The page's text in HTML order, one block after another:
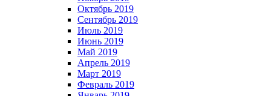
Октябрь 2019
Сентябрь 2019
Июль 2019
Июнь 2019
Май 2019
Апрель 2019
Март 2019
Февраль 2019